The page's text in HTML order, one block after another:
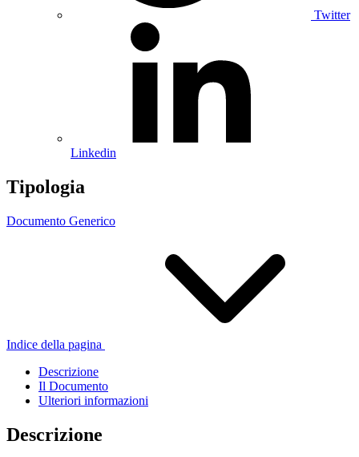
Twitter
Linkedin
Tipologia
Documento Generico
Indice della pagina
Descrizione
Il Documento
Ulteriori informazioni
Descrizione